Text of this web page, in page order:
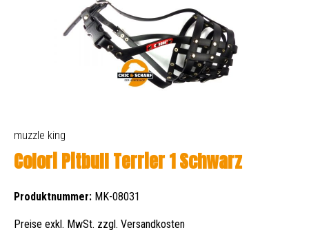
muzzle king
Colori Pitbull Terrier 1 Schwarz
Produktnummer: MK-08031
Preise exkl. MwSt. zzgl. Versandkosten